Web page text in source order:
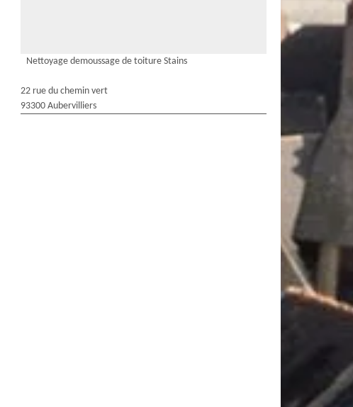
Nettoyage demoussage de toiture Stains
22 rue du chemin vert
93300 Aubervilliers